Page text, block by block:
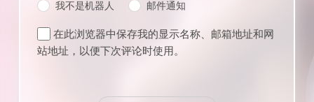
我不是机器人 邮件通知
在此浏览器中保存我的显示名称、邮箱地址和网
站地址，以便下次评论时使用。